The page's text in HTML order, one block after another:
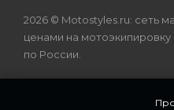
2026 © Motostyles.ru: сеть
ценами на
по России.